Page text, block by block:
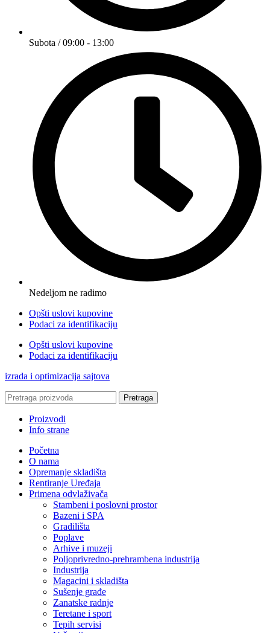
Subota / 09:00 - 13:00
Nedeljom ne radimo
Opšti uslovi kupovine
Podaci za identifikaciju
Opšti uslovi kupovine
Podaci za identifikaciju
izrada i optimizacija sajtova
Pretraga
Proizvodi
Info strane
Početna
O nama
Opremanje skladišta
Rentiranje Uređaja
Primena odvlaživača
Stambeni i poslovni prostor
Bazeni i SPA
Gradilišta
Poplave
Arhive i muzeji
Poljoprivredno-prehrambena industrija
Industrija
Magacini i skladišta
Sušenje građe
Zanatske radnje
Teretane i sport
Tepih servisi